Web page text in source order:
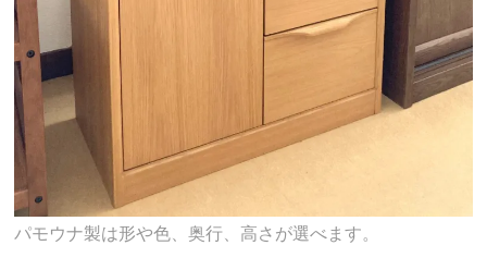
パモウナ製は形や色、奥行、高さが選べます。